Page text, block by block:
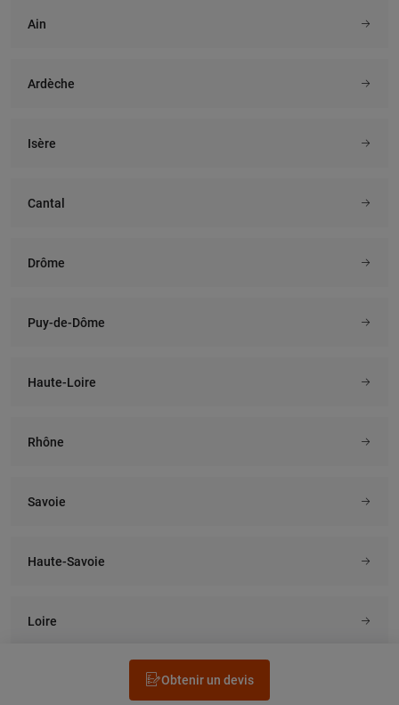
Obtenir un devis
Ain
Ardèche
Isère
Cantal
Drôme
Puy-de-Dôme
Haute-Loire
Rhône
Savoie
Haute-Savoie
Loire